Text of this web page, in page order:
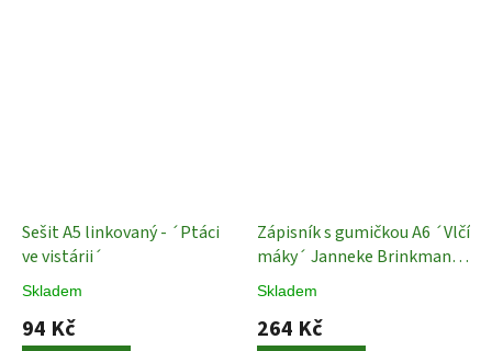
Sešit A5 linkovaný - ´Ptáci
ve vistárii´
Skladem
94 Kč
Zápisník s gumičkou A6 ´Vlčí
máky´ Janneke Brinkman-
Salentijn
Skladem
264 Kč